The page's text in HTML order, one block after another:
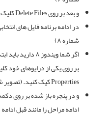
و بعد بر روی Delete Files کلیک کنید. (تصویر شماره ۷)
در ادامه برنامه فایل های
شماره ۸)
بر روی یکی از درایوهای خود
Properties کیک کنید. (تصویر شماره ۹)
ادامه مراحل را مانند قبل